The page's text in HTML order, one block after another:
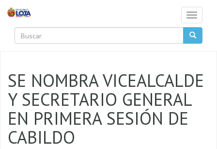
Toggle
SE NOMBRA VICEALCALDE
Y SECRETARIO GENERAL
EN PRIMERA SESIÓN DE
CABILDO